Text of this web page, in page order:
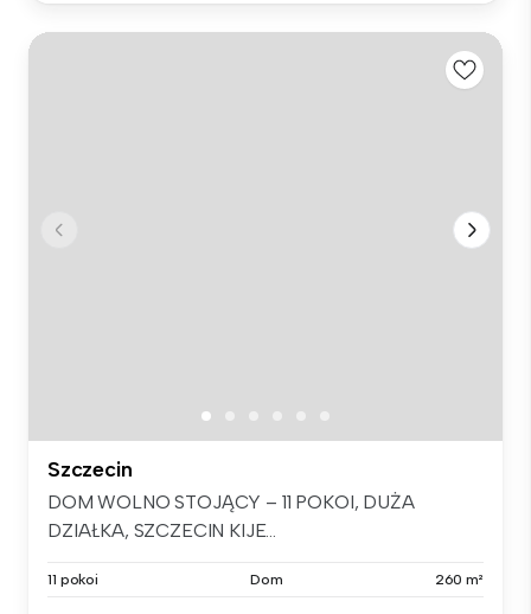
Szczecin
DOM WOLNO STOJĄCY – 11 POKOI, DUŻA
DZIAŁKA, SZCZECIN KIJE...
11 pokoi Dom 260 m²